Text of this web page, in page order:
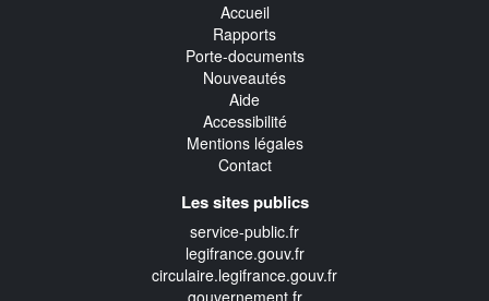
Accueil
Rapports
Porte-documents
Nouveautés
Aide
Accessibilité
Mentions légales
Contact
Les sites publics
service-public.fr
legifrance.gouv.fr
circulaire.legifrance.gouv.fr
gouvernement.fr